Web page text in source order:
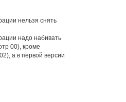
нельзя снять
надо набивать
00), кроме
а в первой версии